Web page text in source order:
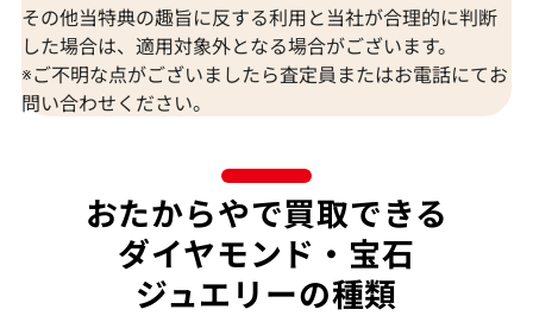
その他当特典の趣旨に反する利用と当社が合理的に判断
した場合は、適用対象外となる場合がございます。
※ご不明な点がございましたら査定員またはお電話にてお
問い合わせください。
おたからやで買取できる
ダイヤモンド・宝石
ジュエリーの種類